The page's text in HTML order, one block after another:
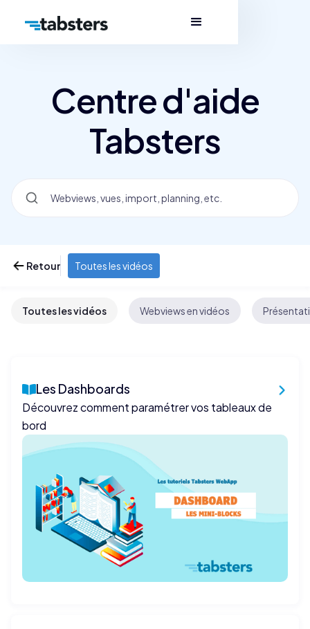
Centre d'aide
Tabsters
Retour Toutes les vidéos
Toutes les vidéos Webviews en vidéos
Les Dashboards
Découvrez comment paramétrer vos tableaux de
bord